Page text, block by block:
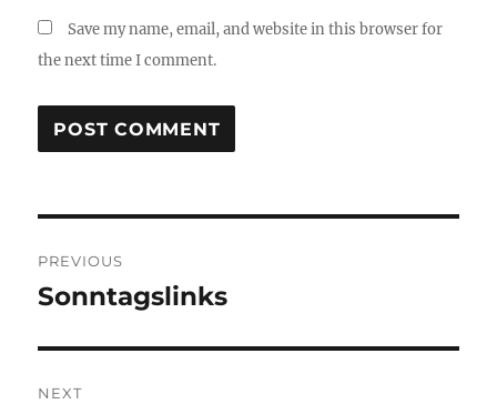
Save my name, email, and website in this browser for
the next time I comment.
navigation
PREVIOUS
Previous
Sonntagslinks
NEXT